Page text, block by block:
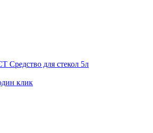
Средство для стекол 5л
клик